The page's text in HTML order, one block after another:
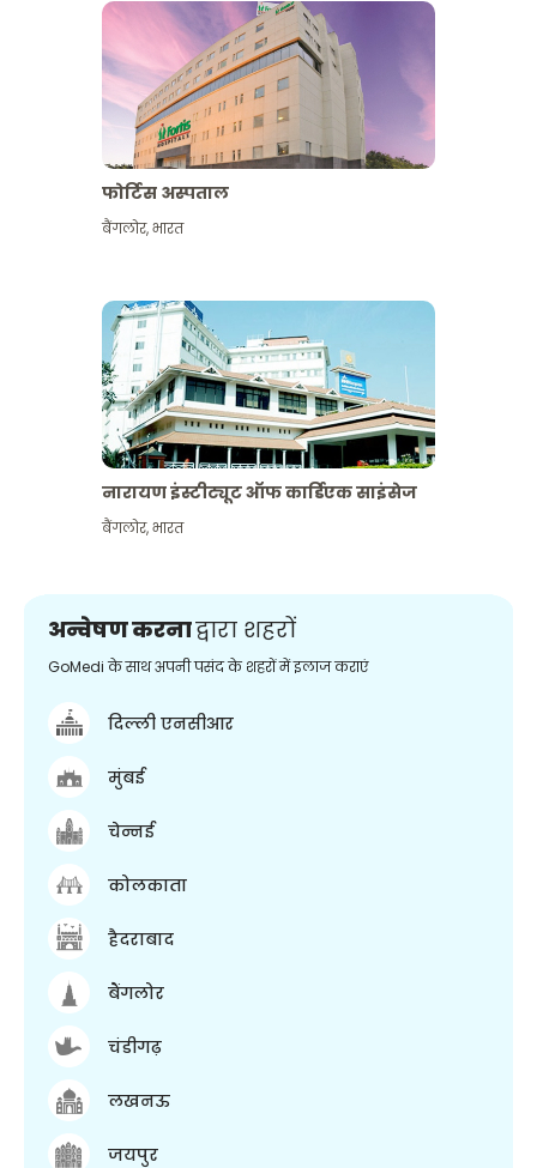
फोर्टिस अस्पताल
बैंगलोर,भारत
नारायण इंस्टीट्यूट ऑफ कार्डिएक साइंसेज
बैंगलोर,भारत
अन्वेषण करनाद्वारा शहरों
GoMedi के साथ अपनी पसंद के शहरों में इलाज कराएं
दिल्ली एनसीआर
मुंबई
चेन्नई
कोलकाता
हैदराबाद
बैंगलोर
चंडीगढ़
लखनऊ
जयपुर